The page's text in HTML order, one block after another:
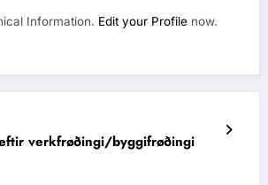
Information. Edit your Profile now.
verkfrøðingi/byggifrøðingi